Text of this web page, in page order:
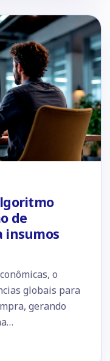
de
insumos
o
globais para
gerando